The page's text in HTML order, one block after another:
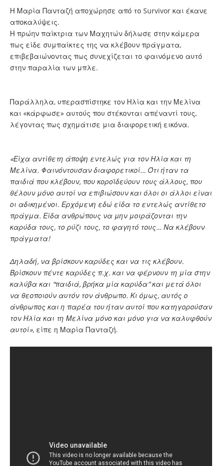
Η Μαρία Πανταζή αποχώρησε από το Survivor και έκανε
αποκαλύψεις.
Η πρώην παίκτρια των Μαχητών δήλωσε στην κάμερα
πως είδε συμπαίκτες της να κλέβουν πράγματα,
επιβεβαιώνοντας πως συνεχίζεται το φαινόμενο αυτό
στην παραλία των μπλε.
Παράλληλα, υπερασπίστηκε τον Ηλία και την Μελίνα
και «κάρφωσε» αυτούς που στέκονται απέναντί τους,
λέγοντας πως σχημάτισε μια διαφορετική εικόνα.
«Είχα αντίθετη άποψη εντελώς για τον Ηλία και τη
Μελίνα. Φαινόντουσαν διαφορετικοί… Ότι ήταν τα
παιδιά που κλέβουν, που κοροϊδεύουν τους άλλους, που
θέλουν μόνο αυτοί να επιβιώσουν και όλοι οι άλλοι είναι
οι αδικημένοι. Ερχόμενη εδώ είδα το εντελώς αντίθετο
πράγμα. Είδα ανθρώπους να μην μοιράζονται την
καρύδα τους, το ρύζι τους, το φαγητό τους… Να κλέβουν
πράγματα!
Δηλαδή, να βρίσκουν καρύδες και να τις κλέβουν.
Βρίσκουν πέντε καρύδες π.χ. και να φέρνουν τη μία στην
καλύβα και “παιδιά, βρήκα μία καρύδα” και μετά όλοι
να θεοποιούν αυτόν τον άνθρωπο. Κι όμως, αυτός ο
άνθρωπος και η παρέα του ήταν αυτοί που κατηγορούσαν
τον Ηλία και τη Μελίνα μόνο και μόνο για να καλυφθούν
αυτοί», είπε η Μαρία Πανταζή.